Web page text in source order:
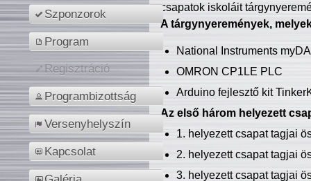
Szponzorok
Program
Regisztráció
Programbizottság
Versenyhelyszín
Kapcsolat
csapatok iskoláit
A tárgynyeremények,
National Instruments
OMRON CP1LE PLC
Arduino fejlesztő kit
Az első három helyezett
1. helyezett csapat tagjai
2. helyezett csapat tagjai
3. helyezett csapat tagjai